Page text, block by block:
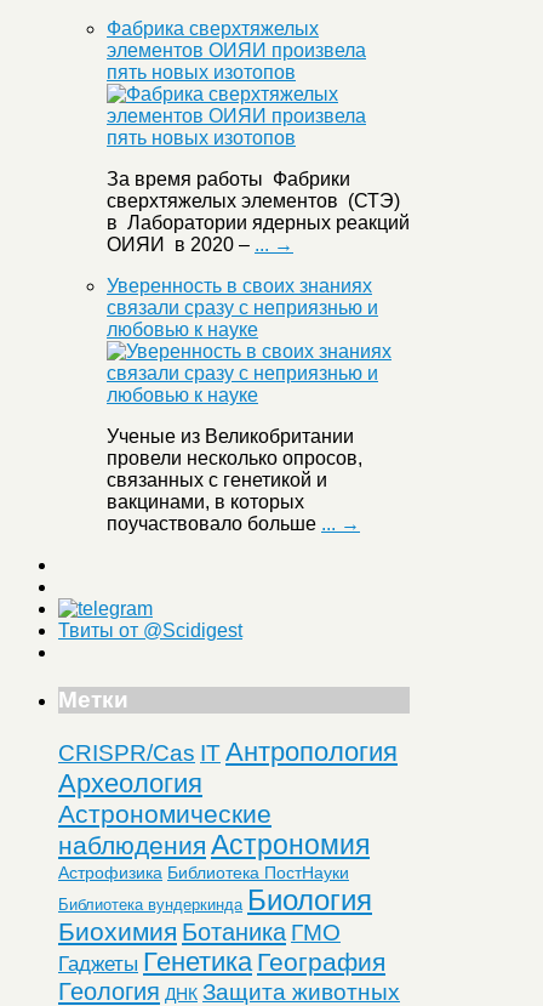
Фабрика сверхтяжелых
элементов ОИЯИ произвела
пять новых изотопов
За время работы Фабрики
сверхтяжелых элементов (СТЭ)
в Лаборатории ядерных реакций
ОИЯИ в 2020 – ... →
Уверенность в своих знаниях
связали сразу с неприязнью и
любовью к науке
Ученые из Великобритании
провели несколько опросов,
связанных с генетикой и
вакцинами, в которых
поучаствовало больше ... →
Твиты от @Scidigest
Метки
CRISPR/Cas ITАнтропология
Археология
Астрономические
наблюдения Астрономия
Астрофизика Библиотека ПостНауки
Библиотека вундеркинда Биология
Биохимия Ботаника ГМО
Гаджеты Генетика География
Геология ДНК Защита животных